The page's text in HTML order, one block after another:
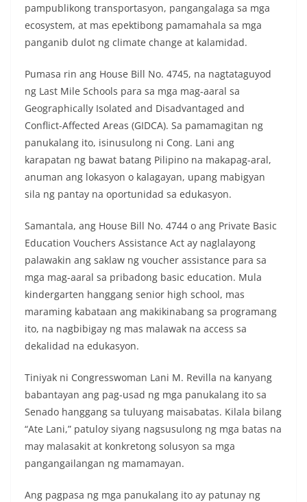
pampublikong transportasyon, pangangalaga sa mga
ecosystem, at mas epektibong pamamahala sa mga
panganib dulot ng climate change at kalamidad.
Pumasa rin ang House Bill No. 4745, na nagtataguyod
ng Last Mile Schools para sa mga mag-aaral sa
Geographically Isolated and Disadvantaged and
Conflict-Affected Areas (GIDCA). Sa pamamagitan ng
panukalang ito, isinusulong ni Cong. Lani ang
karapatan ng bawat batang Pilipino na makapag-aral,
anuman ang lokasyon o kalagayan, upang mabigyan
sila ng pantay na oportunidad sa edukasyon.
Samantala, ang House Bill No. 4744 o ang Private Basic
Education Vouchers Assistance Act ay naglalayong
palawakin ang saklaw ng voucher assistance para sa
mga mag-aaral sa pribadong basic education. Mula
kindergarten hanggang senior high school, mas
maraming kabataan ang makikinabang sa programang
ito, na nagbibigay ng mas malawak na access sa
dekalidad na edukasyon.
Tiniyak ni Congresswoman Lani M. Revilla na kanyang
babantayan ang pag-usad ng mga panukalang ito sa
Senado hanggang sa tuluyang maisabatas. Kilala bilang
“Ate Lani,” patuloy siyang nagsusulong ng mga batas na
may malasakit at konkretong solusyon sa mga
pangangailangan ng mamamayan.
Ang pagpasa ng mga panukalang ito ay patunay ng